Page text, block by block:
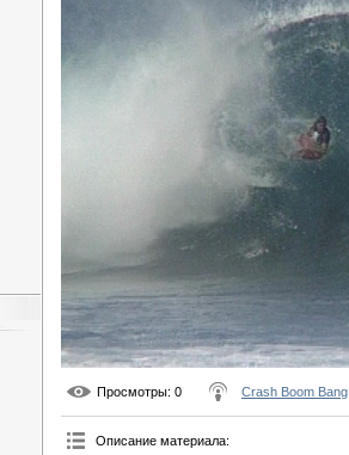
Просмотры: 0 Crash Boom Bang
Описание материала: